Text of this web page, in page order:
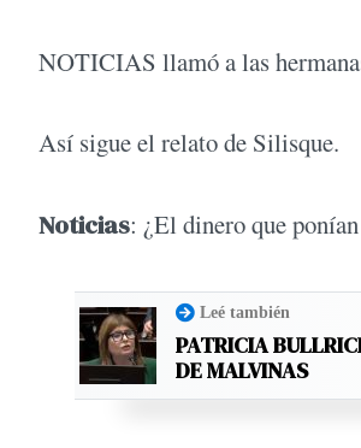
NOTICIAS llamó a las
Así sigue el relato de Silisque.
Noticias: ¿El dinero que
Leé también
PATRICIA
DE MALVINAS